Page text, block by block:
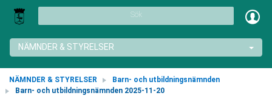
Sök
NÄMNDER & STYRELSER
NÄMNDER & STYRELSER
Barn- och utbildningsnämnden
Barn- och utbildningsnämnden 2025-11-20